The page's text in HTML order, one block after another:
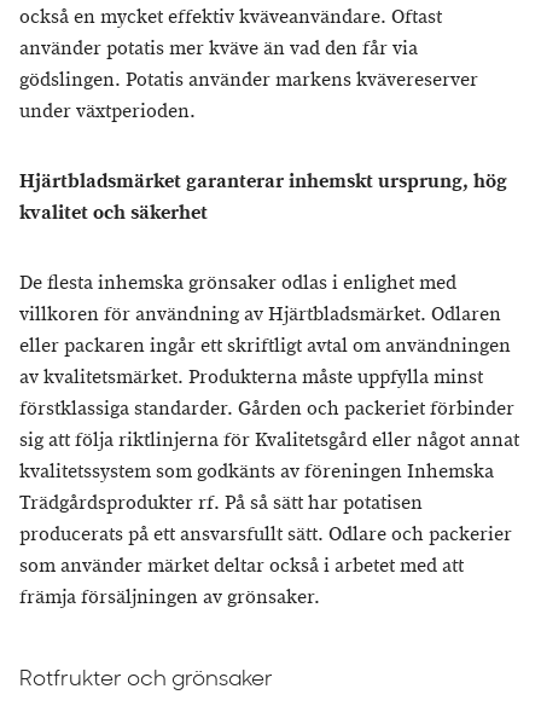
också en mycket effektiv kväveanvändare. Oftast
använder potatis mer kväve än vad den får via
gödslingen. Potatis använder markens kvävereserver
under växtperioden.
Hjärtbladsmärket garanterar inhemskt ursprung, hög
kvalitet och säkerhet
De flesta inhemska grönsaker odlas i enlighet med
villkoren för användning av Hjärtbladsmärket. Odlaren
eller packaren ingår ett skriftligt avtal om användningen
av kvalitetsmärket. Produkterna måste uppfylla minst
förstklassiga standarder. Gården och packeriet förbinder
sig att följa riktlinjerna för Kvalitetsgård eller något annat
kvalitetssystem som godkänts av föreningen Inhemska
Trädgårdsprodukter rf. På så sätt har potatisen
producerats på ett ansvarsfullt sätt. Odlare och packerier
som använder märket deltar också i arbetet med att
främja försäljningen av grönsaker.
Rotfrukter och grönsaker